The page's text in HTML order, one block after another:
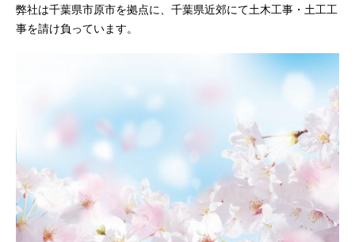
弊社は千葉県市原市を拠点に、千葉県近郊にて土木工事・土工工
事を請け負っています。